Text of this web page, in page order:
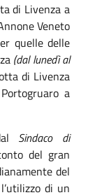
di Livenza a
Veneto
quelle delle
(dal lunedì al
di Livenza
a
Sindaco di
del gran
del
di un